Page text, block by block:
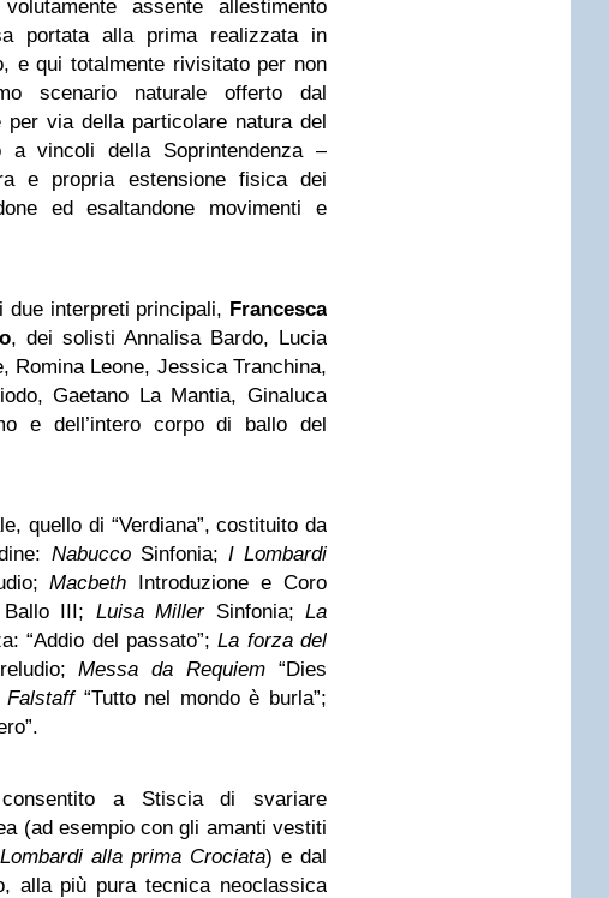
assente allestimento
portata alla prima realizzata in
e qui totalmente rivisitato per non
scenario naturale offerto dal
per via della particolare natura del
a vincoli della Soprintendenza –
e propria estensione fisica dei
ed esaltandone movimenti e
due interpreti principali, Francesca
, dei solisti Annalisa Bardo, Lucia
Romina Leone, Jessica Tranchina,
Gaetano La Mantia, Ginaluca
e dell’intero corpo di ballo del
quello di “Verdiana”, costituito da
NabuccoSinfonia; I Lombardi
Macbeth Introduzione e Coro
III; Luisa MillerSinfonia;La
“Addio del passato”;La forza del
Messa da Requiem “Dies
Falstaff“Tutto nel mondo è burla”;
a Stiscia di svariare
(ad esempio con gli amanti vestiti
Lombardi alla prima Crociata) e dal
alla più pura tecnica neoclassica